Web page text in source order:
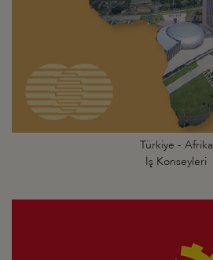
Türkiye - Afrika
İş Konseyleri